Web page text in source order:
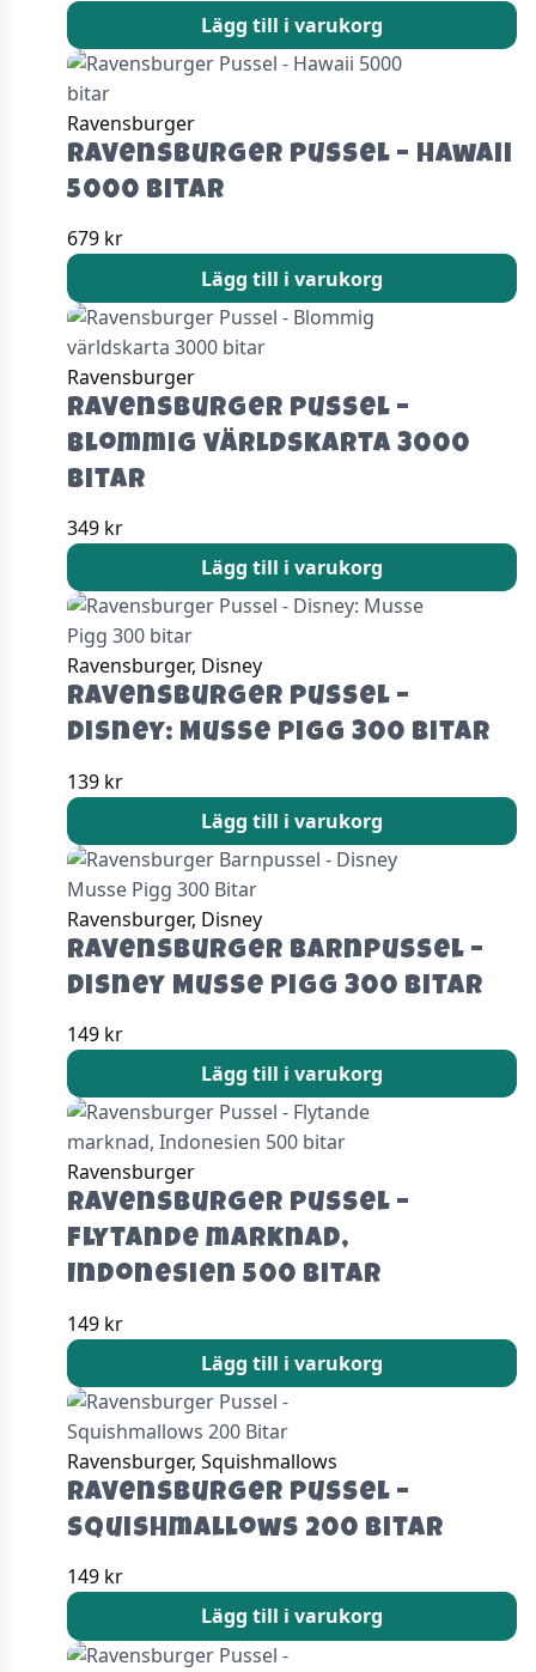
Lägg till i varukorg
Ravensburger
Ravensburger Pussel – Hawaii
5000 bitar
679 kr
Lägg till i varukorg
Ravensburger
Ravensburger Pussel –
Blommig världskarta 3000
bitar
349 kr
Lägg till i varukorg
Ravensburger, Disney
Ravensburger Pussel –
Disney: Musse Pigg 300 bitar
139 kr
Lägg till i varukorg
Ravensburger, Disney
Ravensburger Barnpussel –
Disney Musse Pigg 300 Bitar
149 kr
Lägg till i varukorg
Ravensburger
Ravensburger Pussel –
Flytande marknad,
Indonesien 500 bitar
149 kr
Lägg till i varukorg
Ravensburger, Squishmallows
Ravensburger Pussel –
Squishmallows 200 Bitar
149 kr
Lägg till i varukorg